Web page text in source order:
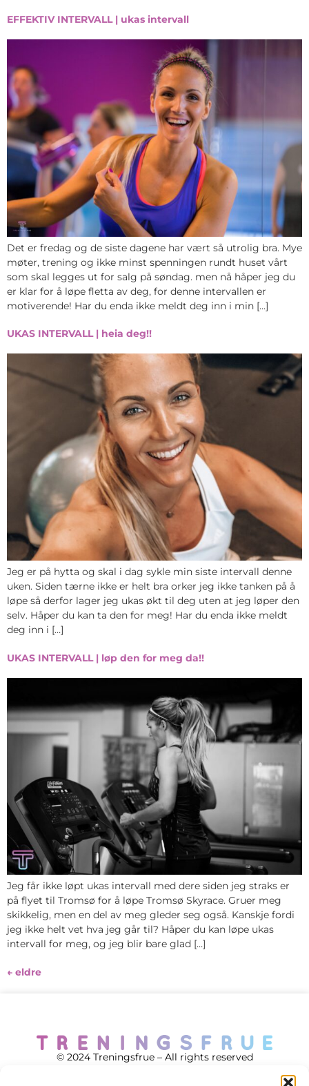
EFFEKTIV INTERVALL | ukas intervall
Det er fredag og de siste dagene har vært så utrolig bra. Mye
møter, trening og ikke minst spenningen rundt huset vårt
som skal legges ut for salg på søndag. men nå håper jeg du
er klar for å løpe fletta av deg, for denne intervallen er
motiverende! Har du enda ikke meldt deg inn i min […]
UKAS INTERVALL | heia deg!!
Jeg er på hytta og skal i dag sykle min siste intervall denne
uken. Siden tærne ikke er helt bra orker jeg ikke tanken på å
løpe så derfor lager jeg ukas økt til deg uten at jeg løper den
selv. Håper du kan ta den for meg! Har du enda ikke meldt
deg inn i […]
UKAS INTERVALL | løp den for meg da!!
Jeg får ikke løpt ukas intervall med dere siden jeg straks er
på flyet til Tromsø for å løpe Tromsø Skyrace. Gruer meg
skikkelig, men en del av meg gleder seg også. Kanskje fordi
jeg ikke helt vet hva jeg går til? Håper du kan løpe ukas
intervall for meg, og jeg blir bare glad […]
← eldre
© 2024 Treningsfrue – All rights reserved